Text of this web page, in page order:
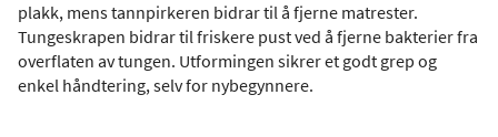
plakk, mens tannpirkeren bidrar til å fjerne matrester.
Tungeskrapen bidrar til friskere pust ved å fjerne bakterier fra
overflaten av tungen. Utformingen sikrer et godt grep og
enkel håndtering, selv for nybegynnere.